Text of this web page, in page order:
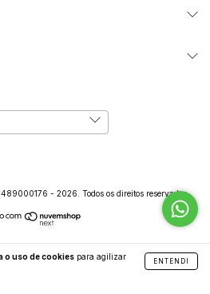
o uso de cookies para agilizar
ENTENDI
- 2026. Todos os direitos reservados.